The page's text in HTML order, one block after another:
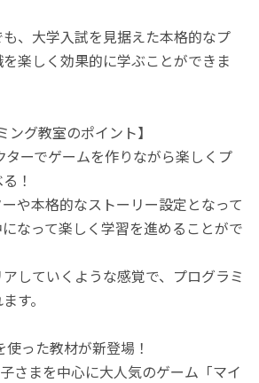
、大学入試を見据えた本格的なプ
楽しく効果的に学ぶことができま
ング教室のポイント】
ーでゲームを作りながら楽しくプ
！
や本格的なストーリー設定となって
なって楽しく学習を進めることがで
していくような感覚で、プログラミ
す。
った教材が新登場！
さまを中心に大人気のゲーム「マイ